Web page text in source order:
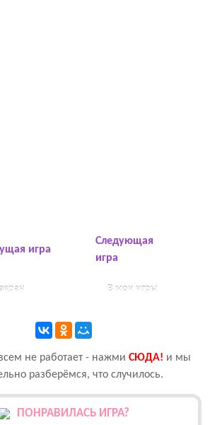
игра
В мои игры
Следующая
игра
не работает - нажми CЮДА! и мы
разберёмся, что случилось.
ПОНРАВИЛАСЬ ИГРА?